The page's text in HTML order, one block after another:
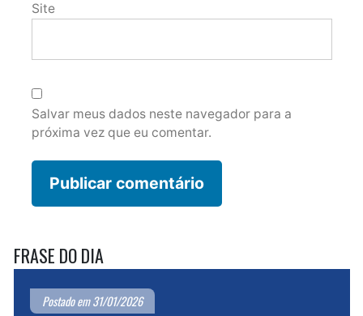
Site
Salvar meus dados neste navegador para a
próxima vez que eu comentar.
FRASE DO DIA
Postado em 31/01/2026